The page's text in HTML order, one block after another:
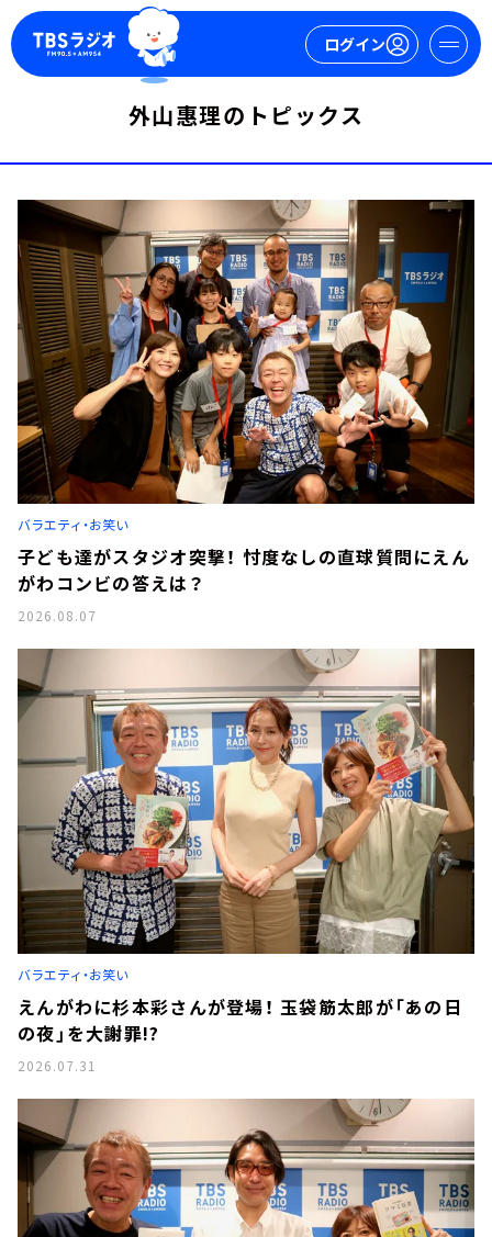
ログイン
今日の番組表
週間番組表
トピックス
TBS Podcast
お知らせ
イベント・グッズ
YouTube
会社情報
外山惠理のトピックス
バラエティ・お笑い
子ども達がスタジオ突撃！ 忖度なしの直球質問にえん
がわコンビの答えは？
2026.08.07
バラエティ・お笑い
えんがわに杉本彩さんが登場！ 玉袋筋太郎が「あの日
の夜」を大謝罪!?
2026.07.31